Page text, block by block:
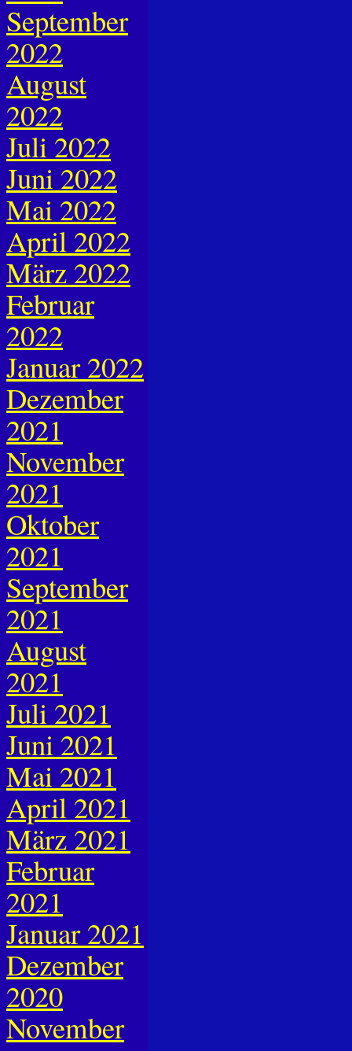
September
2022
August
2022
Juli 2022
Juni 2022
Mai 2022
April 2022
März 2022
Februar
2022
Januar 2022
Dezember
2021
November
2021
Oktober
2021
September
2021
August
2021
Juli 2021
Juni 2021
Mai 2021
April 2021
März 2021
Februar
2021
Januar 2021
Dezember
2020
November